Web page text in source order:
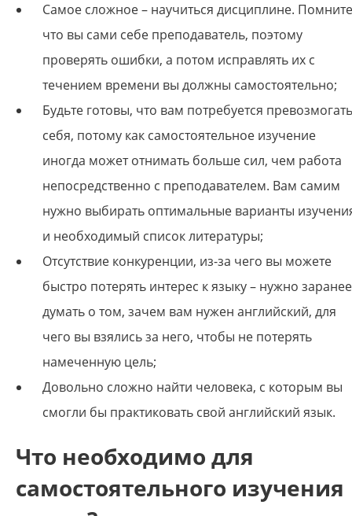
Самое сложное – научиться дисциплине.
что вы сами себе преподаватель, поэтому
проверять ошибки, а потом исправлять их с
течением времени вы должны самостоятельно;
Будьте готовы, что вам потребуется превозмогать
себя, потому как самостоятельное изучение
иногда может отнимать больше сил, чем работа
непосредственно с преподавателем. Вам самим
нужно выбирать оптимальные варианты
и необходимый список литературы;
Отсутствие конкуренции, из-за чего вы можете
быстро потерять интерес к языку – нужно заранее
думать о том, зачем вам нужен английский, для
чего вы взялись за него, чтобы не потерять
намеченную цель;
Довольно сложно найти человека, с которым вы
смогли бы практиковать свой английский язык.
Что необходимо для
самостоятельного изучения